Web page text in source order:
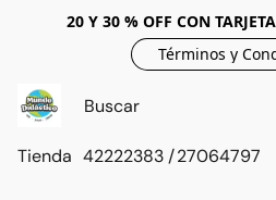
20 Y 30 % OFF CON
Términos y
Tienda 42222383 / 27064797